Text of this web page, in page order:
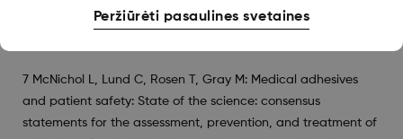
Continuous Glucose Monitors. 3rd ed. Denver: Children’s
7 McNichol L, Lund C, Rosen T, Gray M: Medical adhesives
and patient safety: State of the science: consensus
statements for the assessment, prevention, and treatment of
Peržiūrėti pasaulines svetaines